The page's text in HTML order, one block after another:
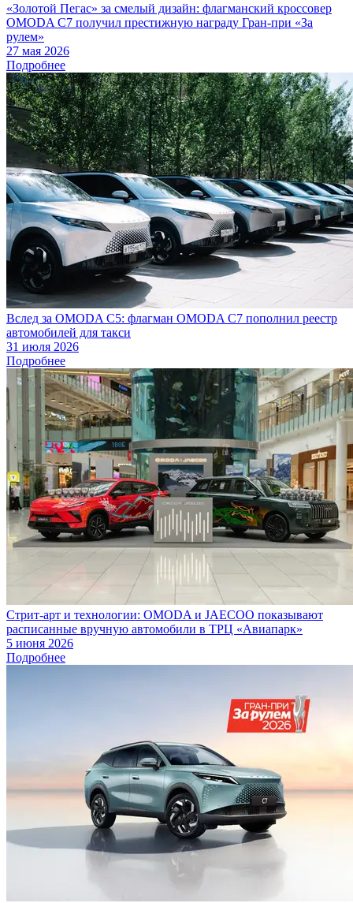
«Золотой Пегас» за смелый дизайн: флагманский кроссовер
OMODA C7 получил престижную награду Гран-при «За
рулем»
27 мая 2026
Подробнее
Вслед за OMODA C5: флагман OMODA C7 пополнил реестр
автомобилей для такси
31 июля 2026
Подробнее
Стрит-арт и технологии: OMODA и JAECOO показывают
расписанные вручную автомобили в ТРЦ «Авиапарк»
5 июня 2026
Подробнее